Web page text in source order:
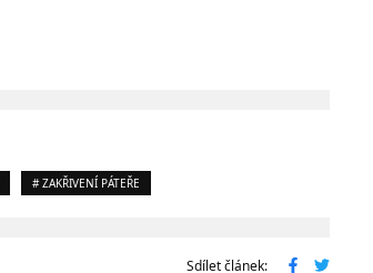
# ZAKŘIVENÍ PÁTEŘE
Sdílet článek: